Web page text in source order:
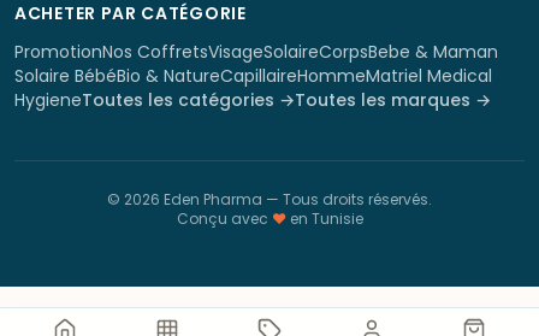
ACHETER PAR CATÉGORIE
PromotionNos CoffretsVisageSolaireCorpsBebe & Maman
Solaire BébéBio & NatureCapillaireHommeMatriel Medical
HygieneToutes les catégories →Toutes les marques →
© 2026 Eden Pharma — Tous droits réservés.
Conçu avec ♥en Tunisie